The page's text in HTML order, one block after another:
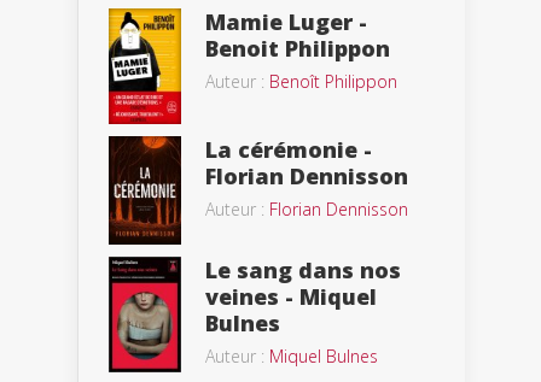
Mamie Luger -
Benoit Philippon
Auteur : Benoît Philippon
La cérémonie -
Florian Dennisson
Auteur : Florian Dennisson
Le sang dans nos
veines - Miquel
Bulnes
Auteur : Miquel Bulnes